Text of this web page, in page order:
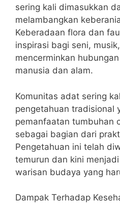
sering kali dimasukkan
melambangkan
Keberadaan flora dan
inspirasi bagi seni,
mencerminkan
manusia dan alam.
Komunitas adat sering
pengetahuan tradisional
pemanfaatan tumbuhan
sebagai bagian dari
Pengetahuan ini telah
temurun dan kini
warisan budaya yang
Dampak Terhadap